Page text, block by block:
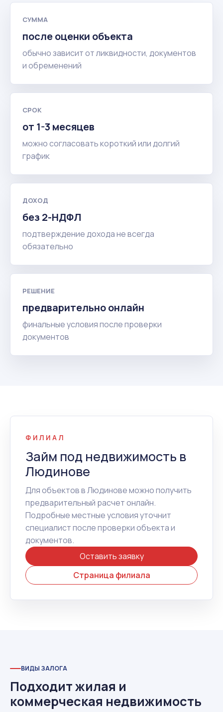
СУММА
после оценки объекта
обычно зависит от ликвидности, документов
и обременений
СРОК
от 1-3 месяцев
можно согласовать короткий или долгий
график
ДОХОД
без 2-НДФЛ
подтверждение дохода не всегда
обязательно
РЕШЕНИЕ
предварительно онлайн
финальные условия после проверки
документов
ФИЛИАЛ
Займ под недвижимость в
Людинове
Для объектов в Людинове можно получить
предварительный расчет онлайн.
Подробные местные условия уточнит
специалист после проверки объекта и
документов.
Оставить заявку
Страница филиала
ВИДЫ ЗАЛОГА
Подходит жилая и
коммерческая недвижимость